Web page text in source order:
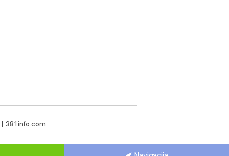
381info.com